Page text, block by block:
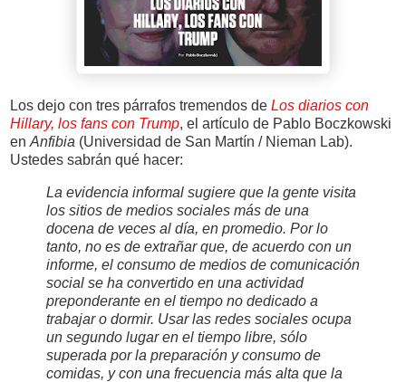
Los dejo con tres párrafos tremendos de Los diarios con
Hillary, los fans con Trump, el artículo de Pablo Boczkowski
en Anfibia (Universidad de San Martín / Nieman Lab).
Ustedes sabrán qué hacer:
La evidencia informal sugiere que la gente visita
los sitios de medios sociales más de una
docena de veces al día, en promedio. Por lo
tanto, no es de extrañar que, de acuerdo con un
informe, el consumo de medios de comunicación
social se ha convertido en una actividad
preponderante en el tiempo no dedicado a
trabajar o dormir. Usar las redes sociales ocupa
un segundo lugar en el tiempo libre, sólo
superada por la preparación y consumo de
comidas, y con una frecuencia más alta que la